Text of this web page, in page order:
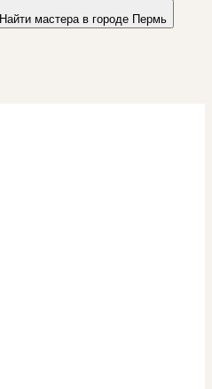
Найти мастера в городе Пермь